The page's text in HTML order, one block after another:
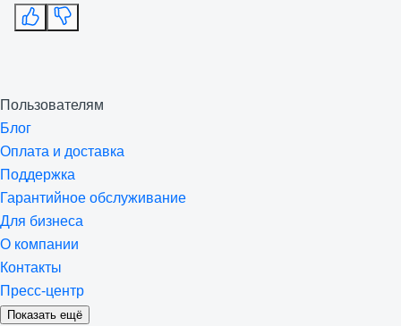
Пользователям
Блог
Оплата и доставка
Поддержка
Гарантийное обслуживание
Для бизнеса
О компании
Контакты
Пресс-центр
Показать ещё